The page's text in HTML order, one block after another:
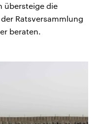
übersteige die
Ratsversammlung
beraten.